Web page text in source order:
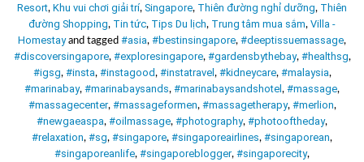
Resort, Khu vui chơi giải trí, Singapore, Thiên đường nghỉ dưỡng, Thiên
đường Shopping, Tin tức, Tips Du lịch, Trung tâm mua sắm, Villa -
Homestayand tagged #asia, #bestinsingapore, #deeptissuemassage,
#discoversingapore, #exploresingapore, #gardensbythebay, #healthsg,
#igsg, #insta, #instagood, #instatravel , #kidneycare, #malaysia,
#marinabay, #marinabaysands, #marinabaysandshotel , #massage,
#massagecenter, #massageformen, #massagetherapy, #merlion,
#newgaeaspa, #oilmassage, #photography, #photooftheday,
#relaxation, #sg, #singapore, #singaporeairlines, #singaporean,
#singaporeanlife, #singaporeblogger, #singaporecity,